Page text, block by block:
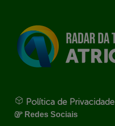
Política de Privacidade
Redes Sociais